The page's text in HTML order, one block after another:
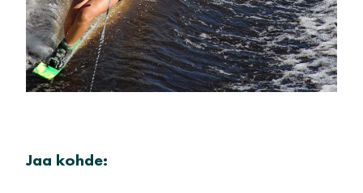
Jaa kohde: